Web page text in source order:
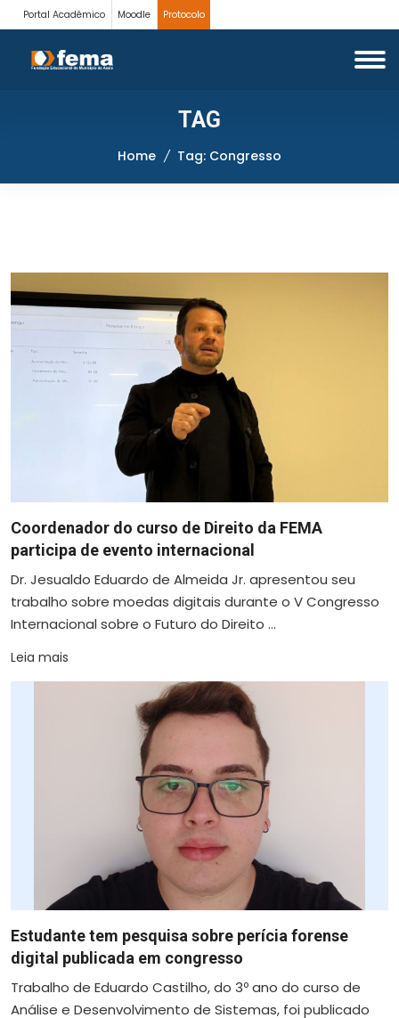
Portal Acadêmico Moodle Protocolo
TAG
Home Tag: Congresso
Coordenador do curso de Direito da FEMA
participa de evento internacional
Dr. Jesualdo Eduardo de Almeida Jr. apresentou seu
trabalho sobre moedas digitais durante o V Congresso
Internacional sobre o Futuro do Direito ...
Leia mais
Estudante tem pesquisa sobre perícia forense
digital publicada em congresso
Trabalho de Eduardo Castilho, do 3º ano do curso de
Análise e Desenvolvimento de Sistemas, foi publicado